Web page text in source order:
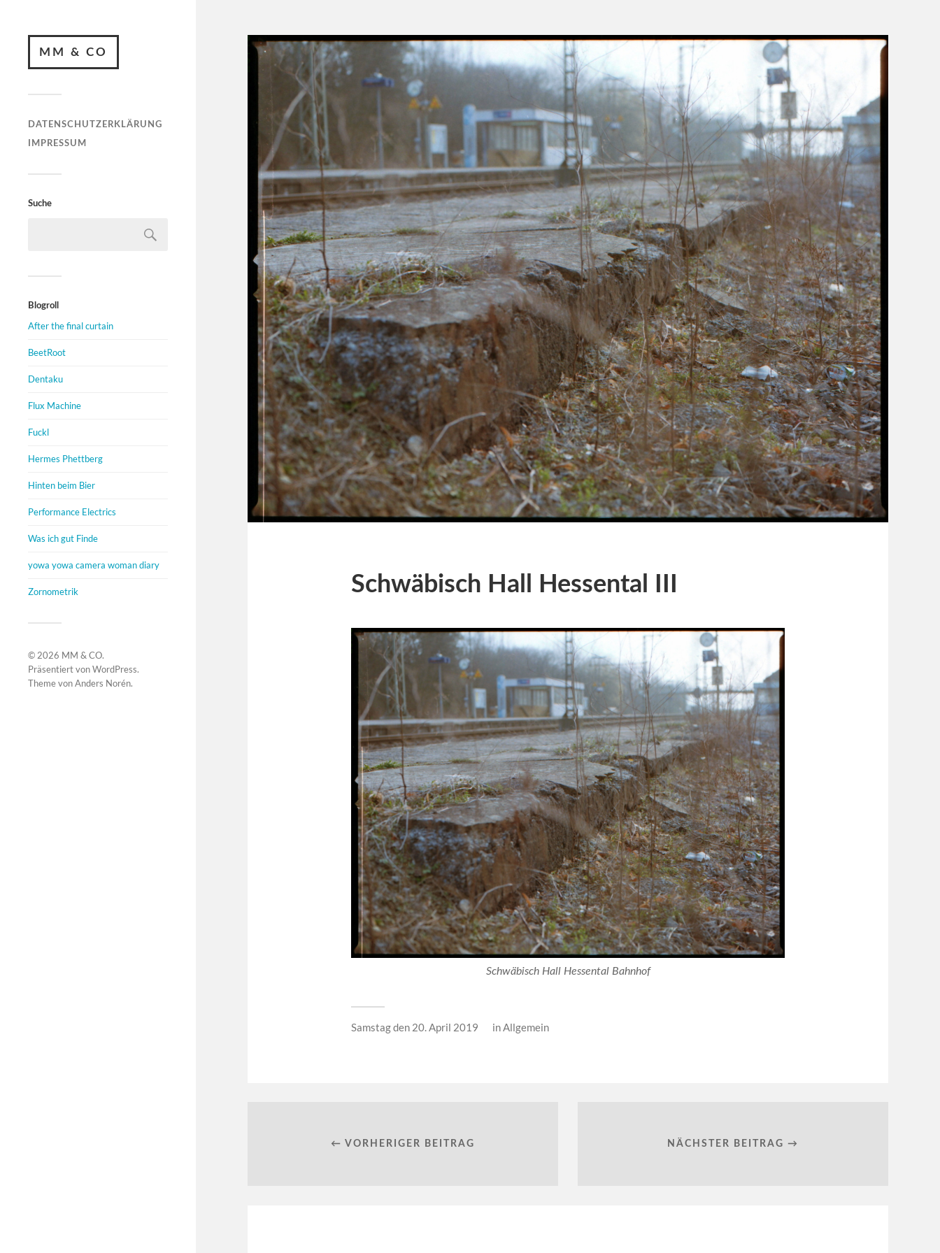
MM & CO
DATENSCHUTZERKLÄRUNG
IMPRESSUM
Suche
Blogroll
After the final curtain
BeetRoot
Dentaku
Flux Machine
Fuckl
Hermes Phettberg
Hinten beim Bier
Performance Electrics
Was ich gut Finde
yowa yowa camera woman diary
Zornometrik
© 2026 MM & CO.
Präsentiert vonWordPress.
Theme vonAnders Norén.
Schwäbisch Hall Hessental III
Schwäbisch Hall Hessental Bahnhof
Samstag den 20. April 2019 inAllgemein
← VORHERIGER BEITRAG NÄCHSTER BEITRAG →